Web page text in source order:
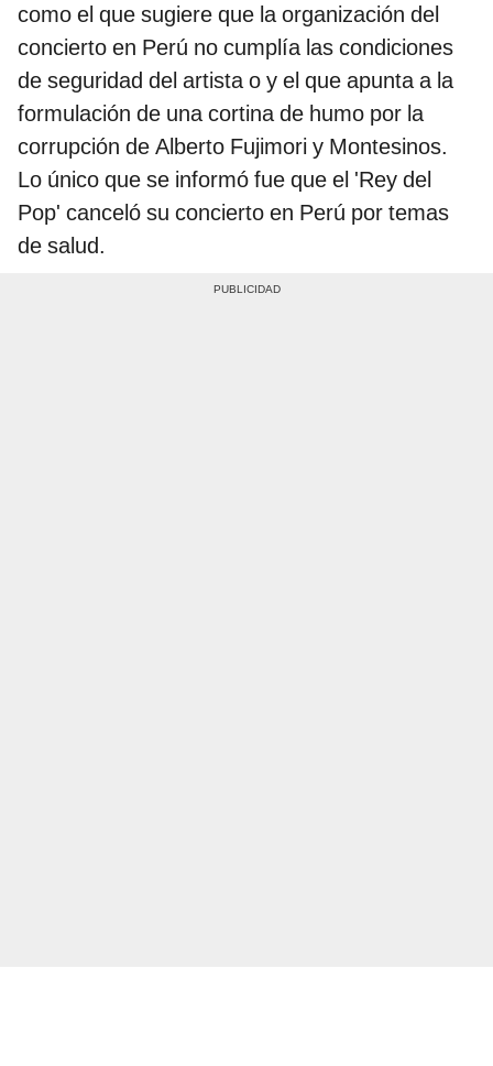
como el que sugiere que la organización del
concierto en Perú no cumplía las condiciones
de seguridad del artista o y el que apunta a la
formulación de una cortina de humo por la
corrupción de Alberto Fujimori y Montesinos.
Lo único que se informó fue que el 'Rey del
Pop' canceló su concierto en Perú por temas
de salud.